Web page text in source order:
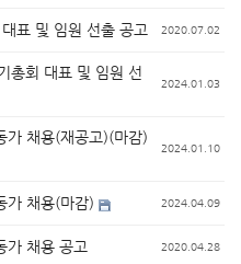
표 및 임원 선출 공고 2020.07.02
총회 대표 및 임원 선
2024.01.03
가 채용(재공고)(마감)
2024.01.10
가 채용(마감) 2024.04.09
가 채용 공고 2020.04.28